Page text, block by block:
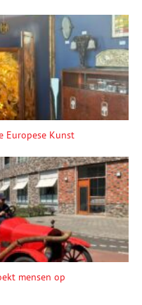
Europese Kunst
mensen op